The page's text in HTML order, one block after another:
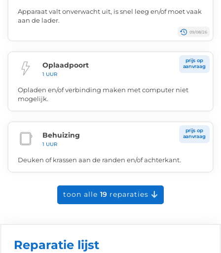
Apparaat valt onverwacht uit, is snel leeg en/of moet vaak
aan de lader.
09/08/26
Oplaadpoort
1 UUR
prijs op
aanvraag
Opladen en/of verbinding maken met computer niet
mogelijk.
Behuizing
1 UUR
prijs op
aanvraag
Deuken of krassen aan de randen en/of achterkant.
toon alle 19 reparaties
Reparatie lijst